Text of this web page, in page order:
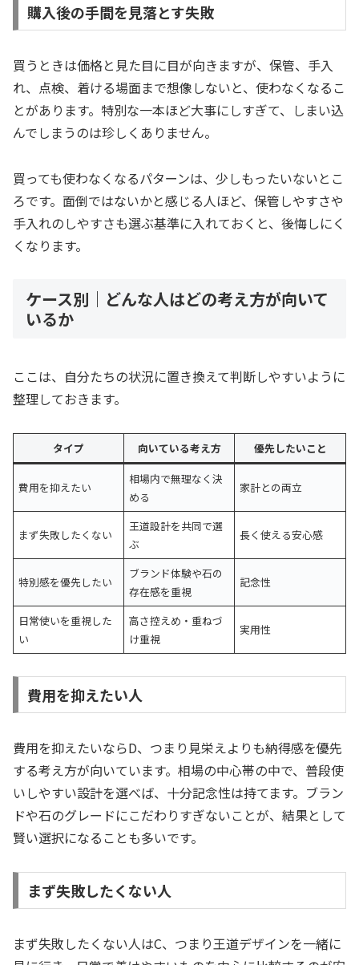
購入後の手間を見落とす失敗
買うときは価格と見た目に目が向きますが、保管、手入
れ、点検、着ける場面まで想像しないと、使わなくなるこ
とがあります。特別な一本ほど大事にしすぎて、しまい込
んでしまうのは珍しくありません。
買っても使わなくなるパターンは、少しもったいないとこ
ろです。面倒ではないかと感じる人ほど、保管しやすさや
手入れのしやすさも選ぶ基準に入れておくと、後悔しにく
くなります。
ケース別｜どんな人はどの考え方が向いて
いるか
ここは、自分たちの状況に置き換えて判断しやすいように
整理しておきます。
タイプ 向いている考え方 優先したいこと
費用を抑えたい
相場内で無理なく決
める
家計との両立
まず失敗したくない
王道設計を共同で選
ぶ
長く使える安心感
特別感を優先したい
ブランド体験や石の
存在感を重視
記念性
日常使いを重視した
い
高さ控えめ・重ねづ
け重視
実用性
費用を抑えたい人
費用を抑えたいならD、つまり見栄えよりも納得感を優先
する考え方が向いています。相場の中心帯の中で、普段使
いしやすい設計を選べば、十分記念性は持てます。ブラン
ドや石のグレードにこだわりすぎないことが、結果として
賢い選択になることも多いです。
まず失敗したくない人
まず失敗したくない人はC、つまり王道デザインを一緒に